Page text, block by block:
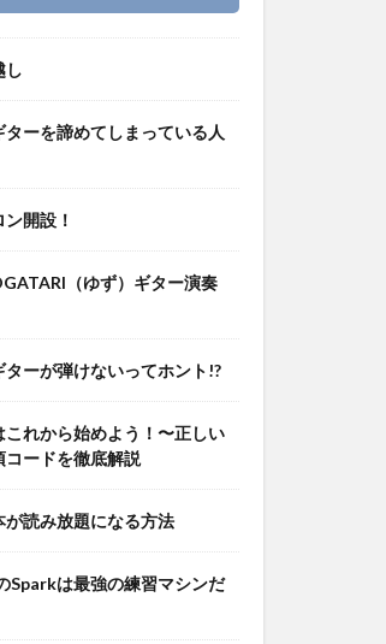
し
ーを諦めてしまっている人
開設！
（ゆず）ギター演奏
ーが弾けないってホント!?
これから始めよう！〜正しい
コードを徹底解説
が読み放題になる方法
は最強の練習マシンだ